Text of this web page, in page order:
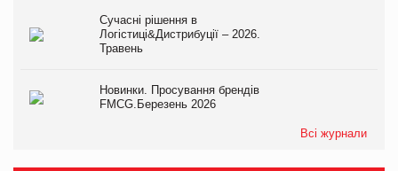
Сучасні рішення в
Логістиці&Дистрибуції – 2026.
Травень
Новинки. Просування брендів
FMCG.Березень 2026
Всі журнали